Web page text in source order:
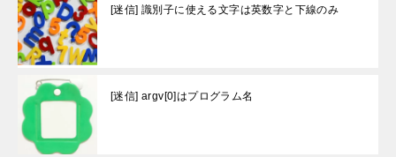
[迷信] 識別子に使える文字は英数字と下線のみ
[迷信] argv[0]はプログラム名